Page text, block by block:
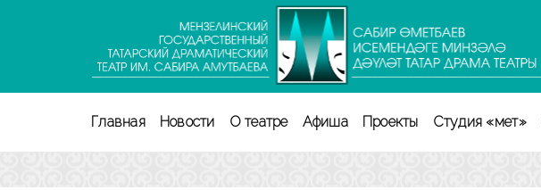
Enter)
Главная Новости О театре Афиша Проекты Студия «Өмет»